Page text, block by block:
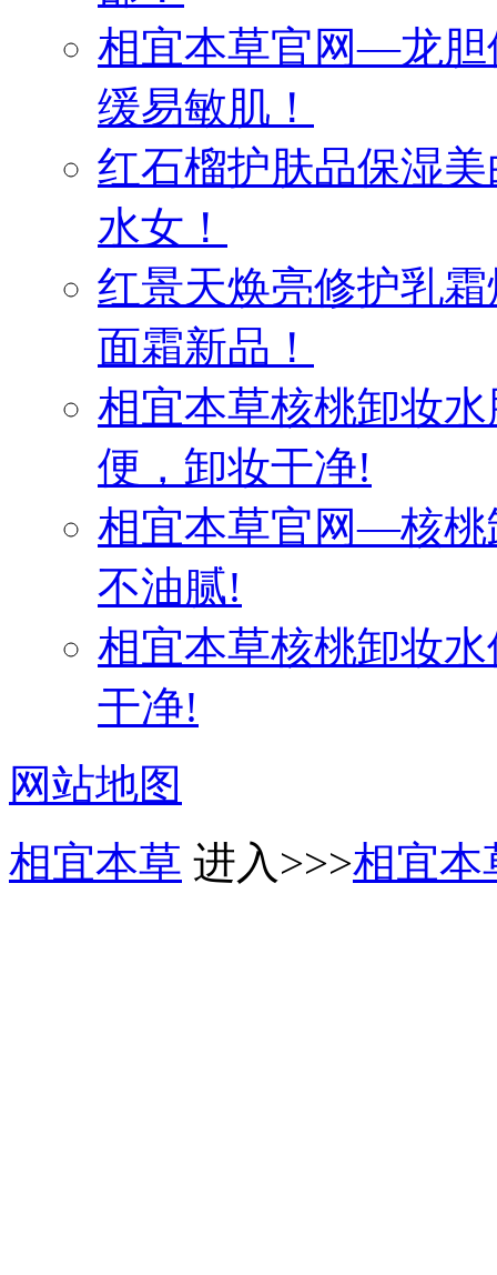
相宜本草官网—龙胆
缓易敏肌！
红石榴护肤品保湿
水女！
红景天焕亮修护乳
面霜新品！
相宜本草核桃卸妆
便，卸妆干净!
相宜本草官网—核桃
不油腻!
相宜本草核桃卸妆
干净!
网站地图
相宜本草 进入>>>相宜本